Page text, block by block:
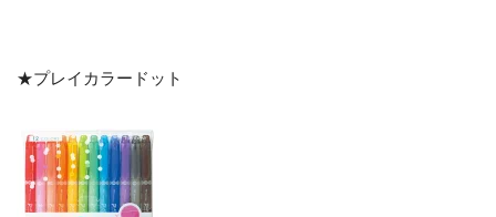
★プレイカラードット